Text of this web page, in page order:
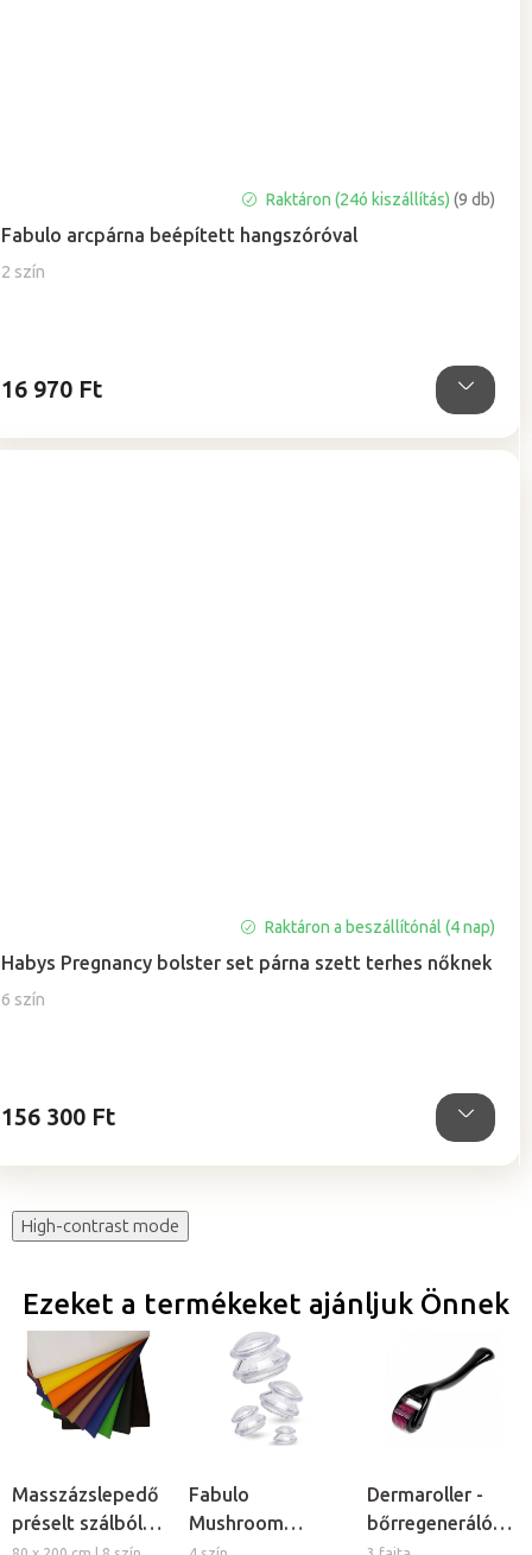
Fabulo arcpárna beépített hangszóróval
2 szín
Raktáron (24ó kiszállítás) (9 db)
16 970 Ft
Habys Pregnancy bolster set párna szett terhes nőknek
6 szín
termék
átlagos
értékelése
Raktáron a beszállítónál (4 nap)
156 300 Ft
High-contrast mode
Ezeket a termékeket ajánljuk Önnek
Masszázslepedő
préselt szálból,
Fabulo
Mushroom
Dermaroller -
bőrregeneráló